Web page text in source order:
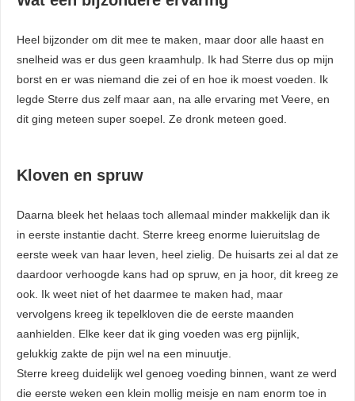
Heel bijzonder om dit mee te maken, maar door alle haast en
snelheid was er dus geen kraamhulp. Ik had Sterre dus op mijn
borst en er was niemand die zei of en hoe ik moest voeden. Ik
legde Sterre dus zelf maar aan, na alle ervaring met Veere, en
dit ging meteen super soepel. Ze dronk meteen goed.
Kloven en spruw
Daarna bleek het helaas toch allemaal minder makkelijk dan ik
in eerste instantie dacht. Sterre kreeg enorme luieruitslag de
eerste week van haar leven, heel zielig. De huisarts zei al dat ze
daardoor verhoogde kans had op spruw, en ja hoor, dit kreeg ze
ook. Ik weet niet of het daarmee te maken had, maar
vervolgens kreeg ik tepelkloven die de eerste maanden
aanhielden. Elke keer dat ik ging voeden was erg pijnlijk,
gelukkig zakte de pijn wel na een minuutje.
Sterre kreeg duidelijk wel genoeg voeding binnen, want ze werd
die eerste weken een klein mollig meisje en nam enorm toe in